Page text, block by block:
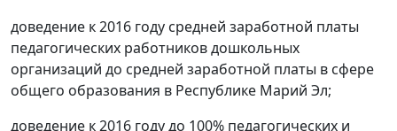
доведение к 2016 году средней заработной платы
педагогических работников дошкольных
организаций до средней заработной платы в сфере
общего образования в Республике Марий Эл;
доведение к 2016 году до 100% педагогических и